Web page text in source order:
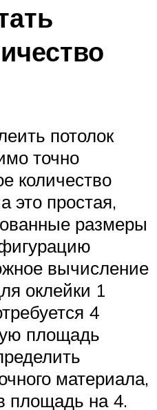
потолок
точно
количество
это простая,
размеры
вычисление
оклейки 1
4
площадь
материала,
площадь на 4.